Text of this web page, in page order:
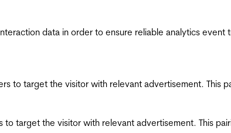
data in order to ensure reliable analytics event
to target the visitor with relevant advertisement. This
target the visitor with relevant advertisement. This